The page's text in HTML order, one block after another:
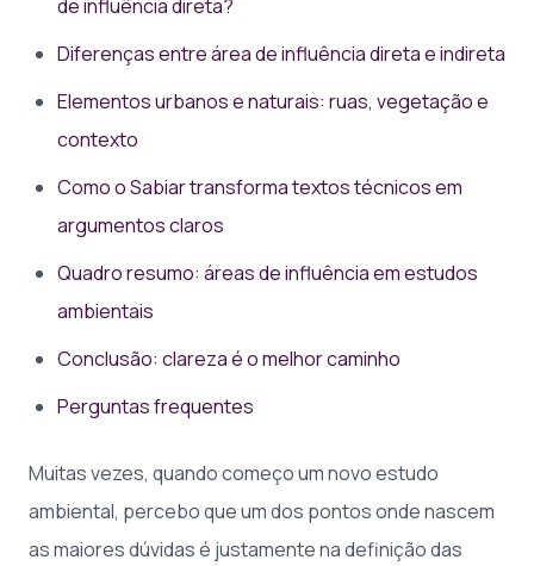
de influência direta?
Diferenças entre área de influência direta e indireta
Elementos urbanos e naturais: ruas, vegetação e
contexto
Como o Sabiar transforma textos técnicos em
argumentos claros
Quadro resumo: áreas de influência em estudos
ambientais
Conclusão: clareza é o melhor caminho
Perguntas frequentes
Muitas vezes, quando começo um novo estudo
ambiental, percebo que um dos pontos onde nascem
as maiores dúvidas é justamente na definição das